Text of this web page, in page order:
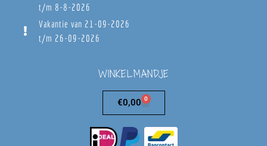
t/m 8-8-2026
Vakantie van 21-09-2026
t/m 26-09-2026
WINKELMANDJE
€0,00 0